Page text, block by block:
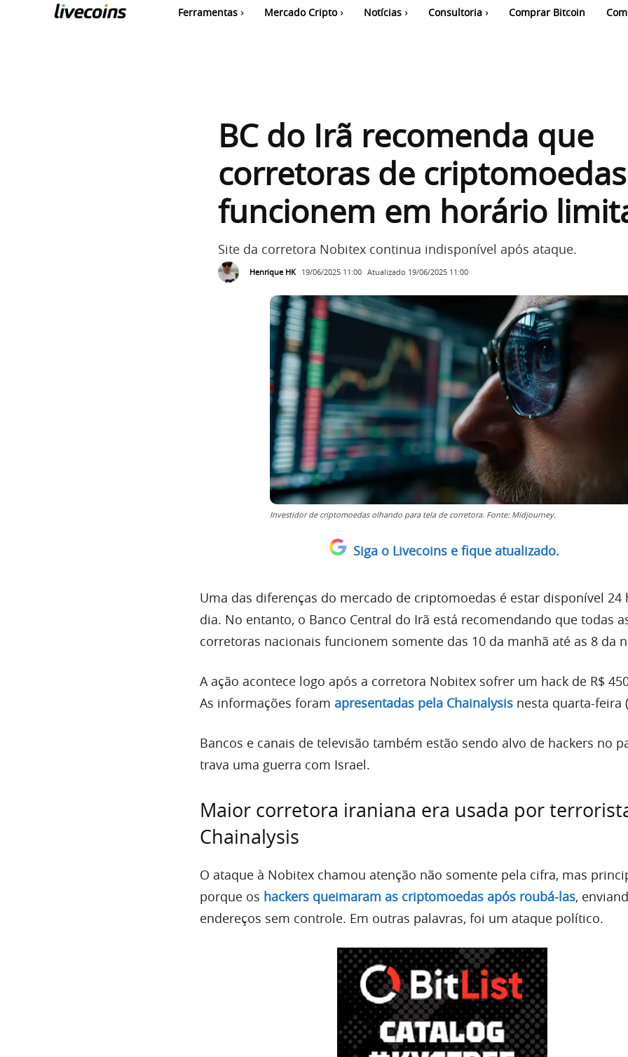
Ferramentas Mercado Cripto Notícias Consultoria Comprar Bitcoin
BC do Irã recomenda que
corretoras de criptomoedas
funcionem em horário
Site da corretora Nobitex continua indisponível após ataque.
Henrique HK 19/06/2025 11:00 Atualizado 19/06/2025 11:00
Investidor de criptomoedas olhando para tela de corretora. Fonte: Midjourney.
Siga o Livecoins e fique atualizado.
Uma das diferenças do mercado de criptomoedas é estar disponível 24
dia. No entanto, o Banco Central do Irã está recomendando que todas
corretoras nacionais funcionem somente das 10 da manhã até as 8 da
A ação acontece logo após a corretora Nobitex sofrer um hack de R$
As informações foram apresentadas pela Chainalysis nesta quarta-feira
Bancos e canais de televisão também estão sendo alvo de hackers no
trava uma guerra com Israel.
Maior corretora iraniana era usada por
Chainalysis
O ataque à Nobitex chamou atenção não somente pela cifra, mas
porque os hackers queimaram as criptomoedas após roubá-las,
endereços sem controle. Em outras palavras, foi um ataque político.